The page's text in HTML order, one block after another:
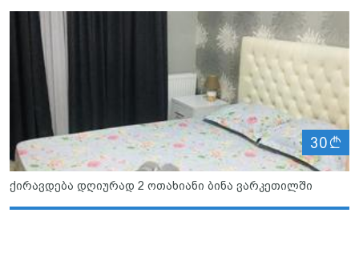
30
ქირავდება დღიურად 2 ოთახიანი ბინა ვარკეთილში